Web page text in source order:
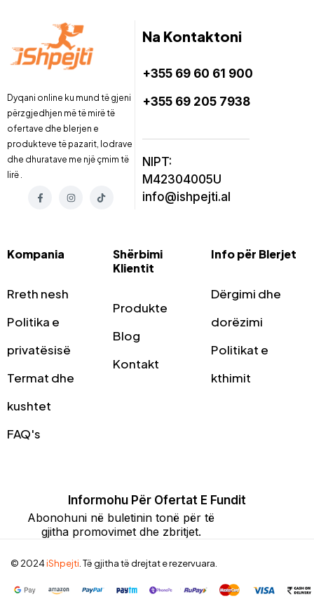
Dyqani online ku mund të gjeni
përzgjedhjen më të mirë të
ofertave dhe blerjen e
produkteve të pazarit, lodrave
dhe dhuratave me një çmim të
lirë .
Na Kontaktoni
+355 69 60 61 900
+355 69 205 7938
NIPT:
M42304005U
info@ishpejti.al
Kompania
Rreth nesh
Politika e
privatësisë
Termat dhe
kushtet
FAQ's
Shërbimi
Klientit
Produkte
Blog
Kontakt
Info për Blerjet
Dërgimi dhe
dorëzimi
Politikat e
kthimit
Informohu Për Ofertat E Fundit
Abonohuni në buletinin tonë për të
gjitha promovimet dhe zbritjet.
© 2024iShpejti. Të gjitha të drejtat e rezervuara.